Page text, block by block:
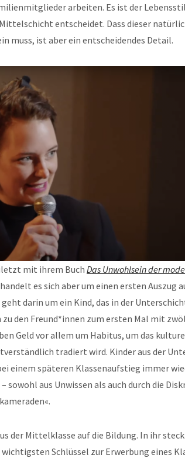
arbeiten. Es ist der
entscheidet. Dass dieser
muss, ist aber ein entscheidendes Detail.
mit ihrem Buch Das Unwohlsein der
es sich aber um einen ersten Auszug
geht darin um ein Kind, das in der
den Freund*innen zum ersten Mal mit
Geld vor allem um Habitus, um das
tradiert wird. Kinder aus der
einem späteren Klassenaufstieg immer
aus Unwissen als auch durch die
der Mittelklasse auf die Bildung. In ihr
Schlüssel zur Erwerbung eines